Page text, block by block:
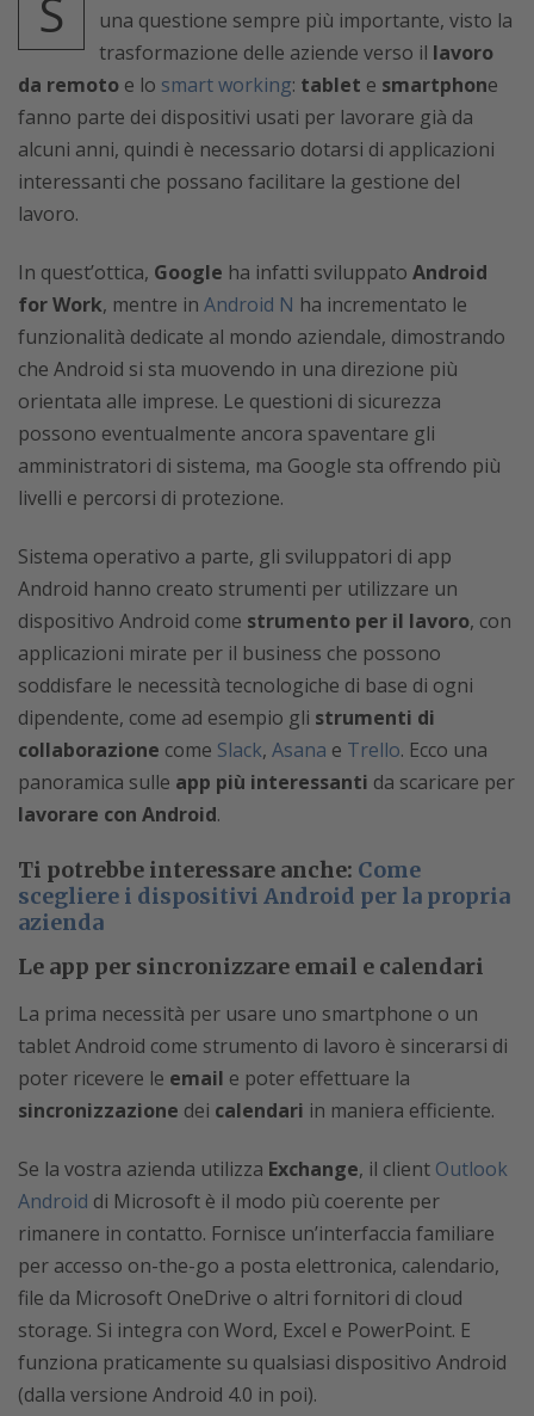
S
una questione sempre più importante, visto la
trasformazione delle aziende verso il lavoro
da remoto e lo smart working: tablet e smartphone
fanno parte dei dispositivi usati per lavorare già da
alcuni anni, quindi è necessario dotarsi di applicazioni
interessanti che possano facilitare la gestione del
lavoro.
In quest’ottica, Google ha infatti sviluppato Android
for Work, mentre in Android N ha incrementato le
funzionalità dedicate al mondo aziendale, dimostrando
che Android si sta muovendo in una direzione più
orientata alle imprese. Le questioni di sicurezza
possono eventualmente ancora spaventare gli
amministratori di sistema, ma Google sta offrendo più
livelli e percorsi di protezione.
Sistema operativo a parte, gli sviluppatori di app
Android hanno creato strumenti per utilizzare un
dispositivo Android come strumento per il lavoro, con
applicazioni mirate per il business che possono
soddisfare le necessità tecnologiche di base di ogni
dipendente, come ad esempio gli strumenti di
collaborazione come Slack, Asana e Trello. Ecco una
panoramica sulle app più interessanti da scaricare per
lavorare con Android.
Ti potrebbe interessare anche: Come
scegliere i dispositivi Android per la propria
azienda
Le app per sincronizzare email e calendari
La prima necessità per usare uno smartphone o un
tablet Android come strumento di lavoro è sincerarsi di
poter ricevere le email e poter effettuare la
sincronizzazione dei calendari in maniera efficiente.
Se la vostra azienda utilizza Exchange, il client Outlook
Android di Microsoft è il modo più coerente per
rimanere in contatto. Fornisce un’interfaccia familiare
per accesso on-the-go a posta elettronica, calendario,
file da Microsoft OneDrive o altri fornitori di cloud
storage. Si integra con Word, Excel e PowerPoint. E
funziona praticamente su qualsiasi dispositivo Android
(dalla versione Android 4.0 in poi).